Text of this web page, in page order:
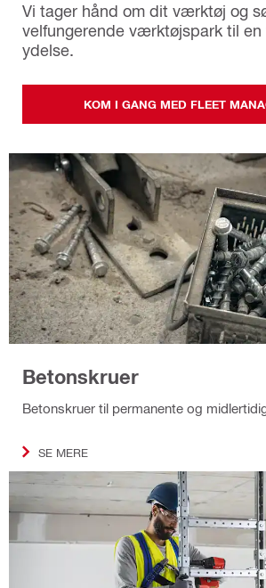
Vi tager hånd om dit værktøj og
velfungerende værktøjspark til en
ydelse.
KOM I GANG MED FLEET
Betonskruer
Betonskruer til permanente og
SE MERE